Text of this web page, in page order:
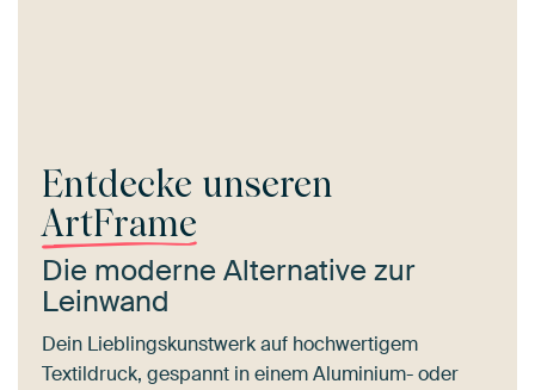
Entdecke unseren
ArtFrame
Die moderne Alternative zur
Leinwand
Dein Lieblingskunstwerk auf hochwertigem
Textildruck, gespannt in einem Aluminium- oder